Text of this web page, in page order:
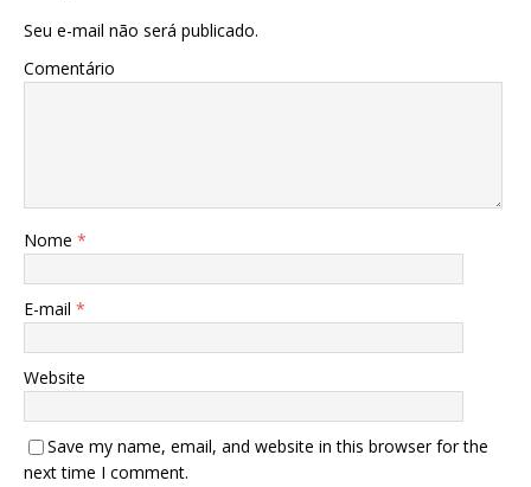
Seu e-mail não será publicado.
Comentário
Nome *
E-mail *
Website
Save my name, email, and website in this browser for the
next time I comment.